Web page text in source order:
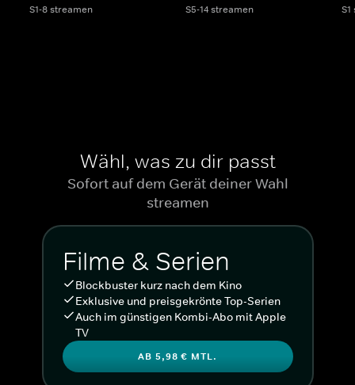
S1-8 streamen S5-14 streamen
Wähl, was zu dir passt
Sofort auf dem Gerät deiner Wahl
streamen
Filme & Serien
Blockbuster kurz nach dem Kino
Exklusive und preisgekrönte Top-Serien
Auch im günstigen Kombi-Abo mit Apple
TV
AB 5,98 € MTL.